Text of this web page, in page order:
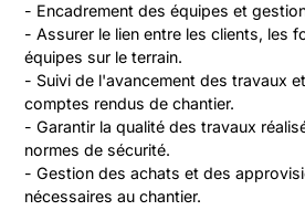
- Encadrement des équipes et
- Assurer le lien entre les clients, les
équipes sur le terrain.
- Suivi de l'avancement des travaux
comptes rendus de chantier.
- Garantir la qualité des travaux
normes de sécurité.
- Gestion des achats et des
nécessaires au chantier.